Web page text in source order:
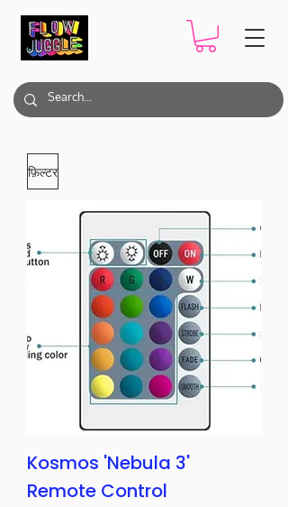
फ़िल्टर
Kosmos 'Nebula 3'
Remote Control